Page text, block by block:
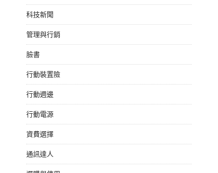
科技新聞
管理與行銷
臉書
行動裝置險
行動週邊
行動電源
資費選擇
通訊達人